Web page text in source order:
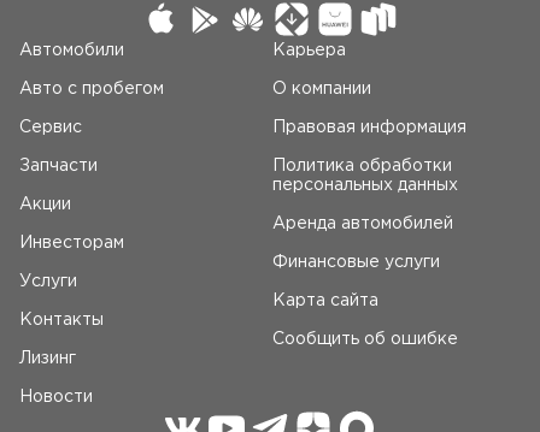
Автомобили
Авто c пробегом
Сервис
Запчасти
Акции
Инвесторам
Услуги
Контакты
Лизинг
Новости
Карьера
О компании
Правовая информация
Политика обработки
персональных данных
Аренда автомобилей
Финансовые услуги
Карта сайта
Сообщить об ошибке